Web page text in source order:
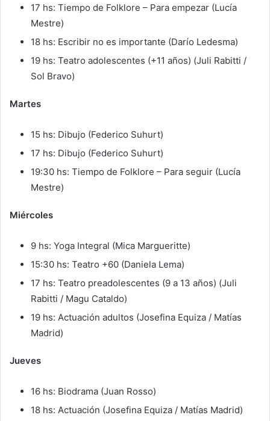
17 hs: Tiempo de Folklore – Para empezar (Lucía
Mestre)
18 hs: Escribir no es importante (Darío Ledesma)
19 hs: Teatro adolescentes (+11 años) (Juli Rabitti /
Sol Bravo)
Martes
15 hs: Dibujo (Federico Suhurt)
17 hs: Dibujo (Federico Suhurt)
19:30 hs: Tiempo de Folklore – Para seguir (Lucía
Mestre)
Miércoles
9 hs: Yoga Integral (Mica Margueritte)
15:30 hs: Teatro +60 (Daniela Lema)
17 hs: Teatro preadolescentes (9 a 13 años) (Juli
Rabitti / Magu Cataldo)
19 hs: Actuación adultos (Josefina Equiza / Matías
Madrid)
Jueves
16 hs: Biodrama (Juan Rosso)
18 hs: Actuación (Josefina Equiza / Matías Madrid)